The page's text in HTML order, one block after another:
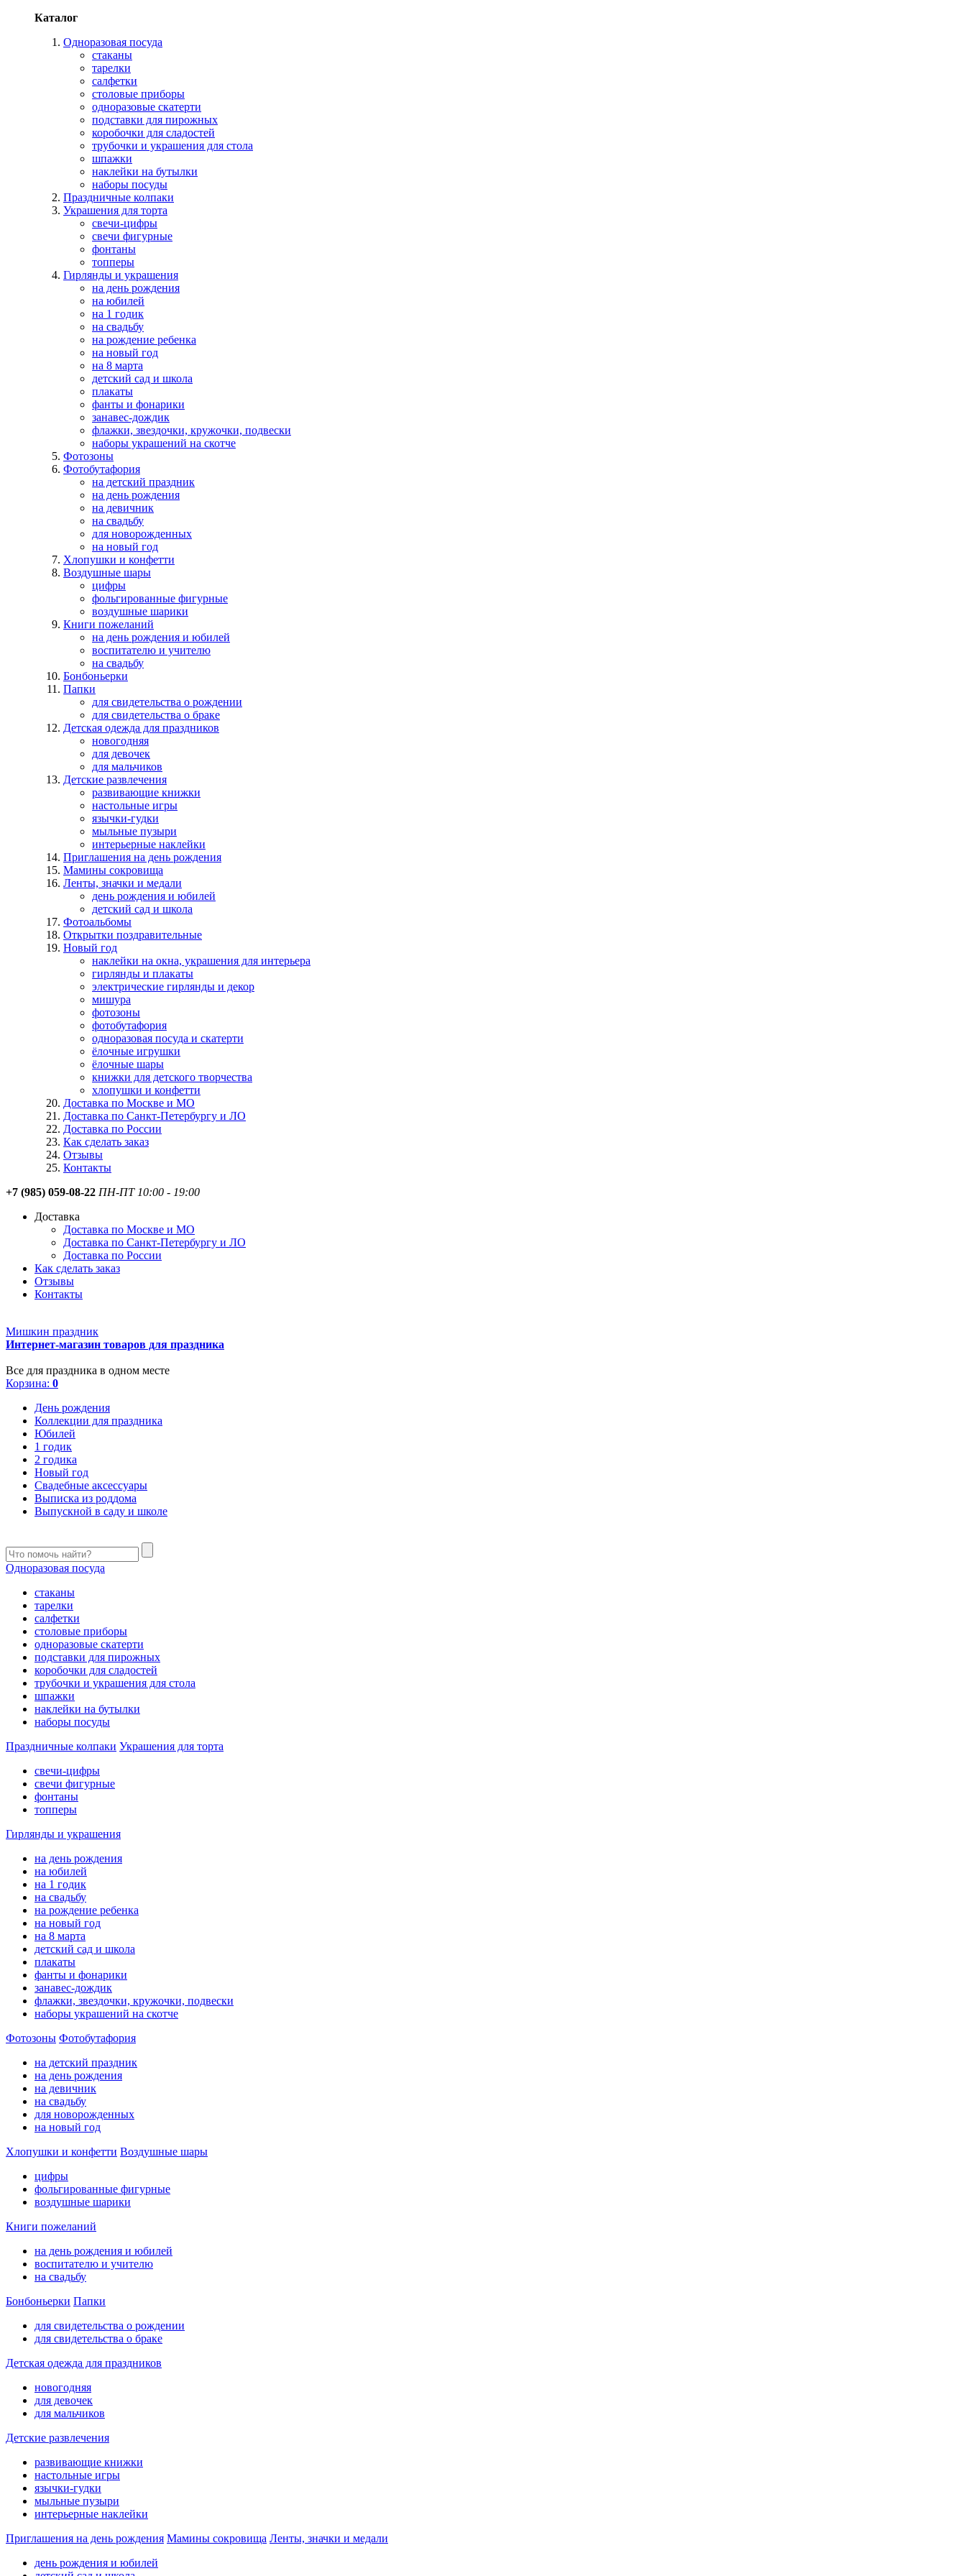
Каталог
Одноразовая посуда
стаканы
тарелки
салфетки
столовые приборы
одноразовые скатерти
подставки для пирожных
коробочки для сладостей
трубочки и украшения для стола
шпажки
наклейки на бутылки
наборы посуды
Праздничные колпаки
Украшения для торта
свечи-цифры
свечи фигурные
фонтаны
топперы
Гирлянды и украшения
на день рождения
на юбилей
на 1 годик
на свадьбу
на рождение ребенка
на новый год
на 8 марта
детский сад и школа
плакаты
фанты и фонарики
занавес-дождик
флажки, звездочки, кружочки, подвески
наборы украшений на скотче
Фотозоны
Фотобутафория
на детский праздник
на день рождения
на девичник
на свадьбу
для новорожденных
на новый год
Хлопушки и конфетти
Воздушные шары
цифры
фольгированные фигурные
воздушные шарики
Книги пожеланий
на день рождения и юбилей
воспитателю и учителю
на свадьбу
Бонбоньерки
Папки
для свидетельства о рождении
для свидетельства о браке
Детская одежда для праздников
новогодняя
для девочек
для мальчиков
Детские развлечения
развивающие книжки
настольные игры
язычки-гудки
мыльные пузыри
интерьерные наклейки
Приглашения на день рождения
Мамины сокровища
Ленты, значки и медали
день рождения и юбилей
детский сад и школа
Фотоальбомы
Открытки поздравительные
Новый год
наклейки на окна, украшения для интерьера
гирлянды и плакаты
электрические гирлянды и декор
мишура
фотозоны
фотобутафория
одноразовая посуда и скатерти
ёлочные игрушки
ёлочные шары
книжки для детского творчества
хлопушки и конфетти
Доставка по Москве и МО
Доставка по Санкт-Петербургу и ЛО
Доставка по России
Как сделать заказ
Отзывы
Контакты
+7 (985) 059-08-22 ПН-ПТ 10:00 - 19:00
Доставка
Доставка по Москве и МО
Доставка по Санкт-Петербургу и ЛО
Доставка по России
Как сделать заказ
Отзывы
Контакты
Мишкин праздник
Интернет-магазин товаров для праздника
Все для праздника в одном месте
Корзина: 0
День рождения
Коллекции для праздника
Юбилей
1 годик
2 годика
Новый год
Свадебные аксессуары
Выписка из роддома
Выпускной в саду и школе
Одноразовая посуда
стаканы
тарелки
салфетки
столовые приборы
одноразовые скатерти
подставки для пирожных
коробочки для сладостей
трубочки и украшения для стола
шпажки
наклейки на бутылки
наборы посуды
Праздничные колпаки Украшения для торта
свечи-цифры
свечи фигурные
фонтаны
топперы
Гирлянды и украшения
на день рождения
на юбилей
на 1 годик
на свадьбу
на рождение ребенка
на новый год
на 8 марта
детский сад и школа
плакаты
фанты и фонарики
занавес-дождик
флажки, звездочки, кружочки, подвески
наборы украшений на скотче
Фотозоны Фотобутафория
на детский праздник
на день рождения
на девичник
на свадьбу
для новорожденных
на новый год
Хлопушки и конфетти Воздушные шары
цифры
фольгированные фигурные
воздушные шарики
Книги пожеланий
на день рождения и юбилей
воспитателю и учителю
на свадьбу
Бонбоньерки Папки
для свидетельства о рождении
для свидетельства о браке
Детская одежда для праздников
новогодняя
для девочек
для мальчиков
Детские развлечения
развивающие книжки
настольные игры
язычки-гудки
мыльные пузыри
интерьерные наклейки
Приглашения на день рождения Мамины сокровища Ленты, значки и медали
день рождения и юбилей